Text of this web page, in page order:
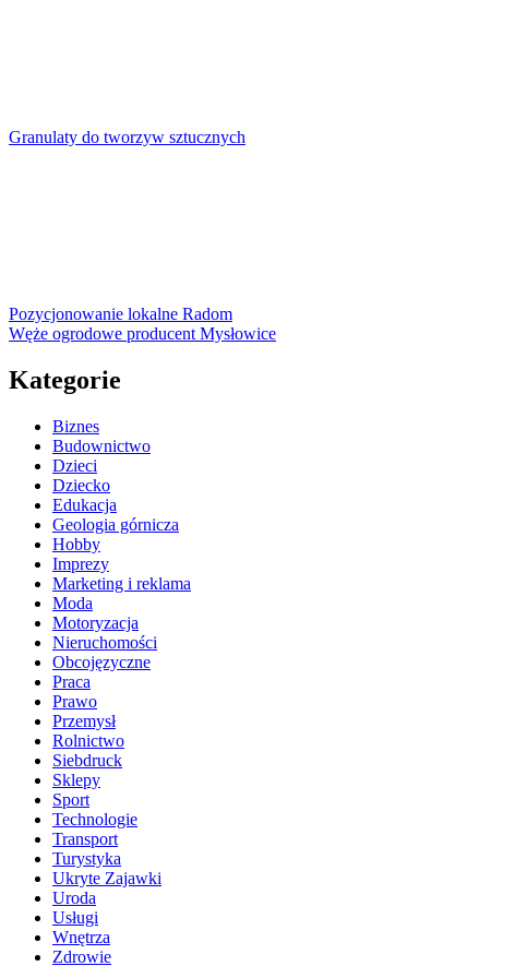
Granulaty do tworzyw sztucznych
Pozycjonowanie lokalne Radom
Węże ogrodowe producent Mysłowice
Kategorie
Biznes
Budownictwo
Dzieci
Dziecko
Edukacja
Geologia górnicza
Hobby
Imprezy
Marketing i reklama
Moda
Motoryzacja
Nieruchomości
Obcojęzyczne
Praca
Prawo
Przemysł
Rolnictwo
Siebdruck
Sklepy
Sport
Technologie
Transport
Turystyka
Ukryte Zajawki
Uroda
Usługi
Wnętrza
Zdrowie